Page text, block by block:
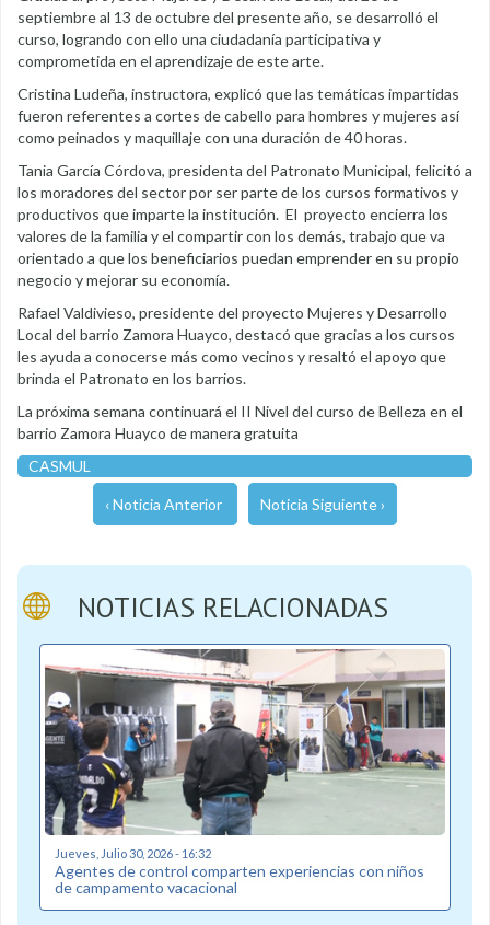
septiembre al 13 de octubre del presente año, se desarrolló el
curso, logrando con ello una ciudadanía participativa y
comprometida en el aprendizaje de este arte.
Cristina Ludeña, instructora, explicó que las temáticas impartidas
fueron referentes a cortes de cabello para hombres y mujeres así
como peinados y maquillaje con una duración de 40 horas.
Tania García Córdova, presidenta del Patronato Municipal, felicitó a
los moradores del sector por ser parte de los cursos formativos y
productivos que imparte la institución. El proyecto encierra los
valores de la familia y el compartir con los demás, trabajo que va
orientado a que los beneficiarios puedan emprender en su propio
negocio y mejorar su economía.
Rafael Valdivieso, presidente del proyecto Mujeres y Desarrollo
Local del barrio Zamora Huayco, destacó que gracias a los cursos
les ayuda a conocerse más como vecinos y resaltó el apoyo que
brinda el Patronato en los barrios.
La próxima semana continuará el II Nivel del curso de Belleza en el
barrio Zamora Huayco de manera gratuita
CASMUL
‹ Noticia Anterior Noticia Siguiente ›
NOTICIAS RELACIONADAS
Jueves, Julio 30, 2026 - 16:32
Agentes de control comparten experiencias con niños
de campamento vacacional